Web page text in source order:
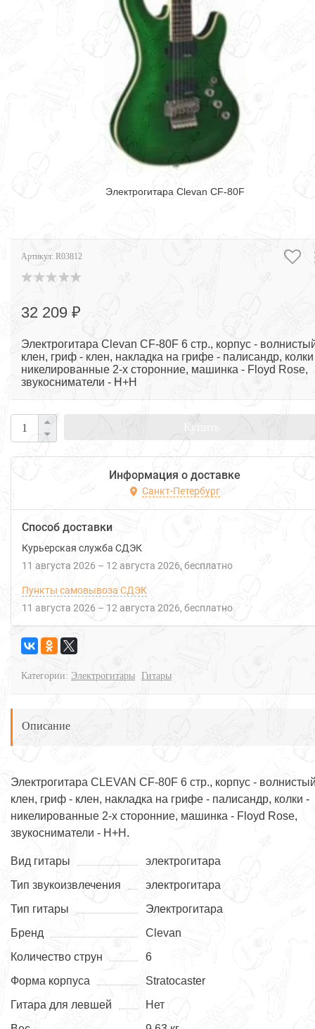
Электрогитара Clevan CF-80F
Артикул: R03812
32 209 ₽
Электрогитара Clevan CF-80F 6 стр., корпус -
клен, гриф - клен, накладка на грифе - палисандр,
никелированные 2-х сторонние, машинка - Floyd Rose,
звукосниматели - Н+Н
Купить
Информация о доставке
Санкт-Петербург
Способ доставки
Курьерская служба СДЭК
11 августа 2026 – 12 августа 2026 Бесплатно
Пункты самовывоза СДЭК
11 августа 2026 – 12 августа 2026 Бесплатно
Категории: Электрогитары Гитары
Описание
Электрогитара CLEVAN CF-80F 6 стр., корпус -
клен, гриф - клен, накладка на грифе - палисандр, колки -
никелированные 2-х сторонние, машинка - Floyd Rose,
звукосниматели - Н+Н.
Вид гитары
электрогитара
Тип звукоизвлечения
электрогитара
Тип гитары
Электрогитара
Бренд
Clevan
Количество струн
6
Форма корпуса
Stratocaster
Гитара для левшей
Нет